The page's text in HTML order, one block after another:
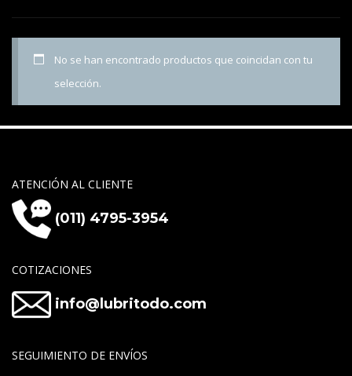
No se han encontrado productos que coincidan con tu
selección.
ATENCIÓN AL CLIENTE
(011) 4795-3954
COTIZACIONES
info@lubritodo.com
SEGUIMIENTO DE ENVÍOS